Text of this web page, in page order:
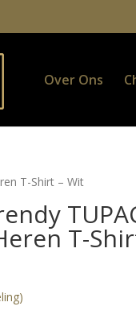
Over Ons
T-Shirt – Wit
T-